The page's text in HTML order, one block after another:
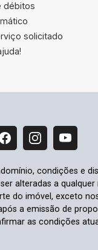
débitos
solicitado
condições e
alteradas a
do imóvel, exceto
a emissão de
as condições